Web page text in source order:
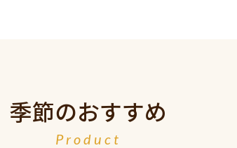
季節のおすすめ
Product